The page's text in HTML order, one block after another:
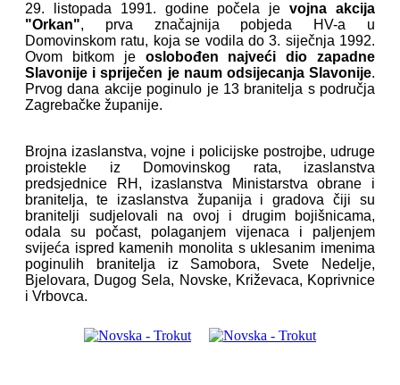
29. listopada 1991. godine počela jevojna akcija
"Orkan", prva značajnija pobjeda HV-a u
Domovinskom ratu, koja se vodila do 3. siječnja 1992.
Ovom bitkom je oslobođen najveći dio zapadne
Slavonije i spriječen je naum odsijecanja Slavonije.
Prvog dana akcije poginulo je 13 branitelja s područja
Zagrebačke županije.
Brojna izaslanstva, vojne i policijske postrojbe, udruge
proistekle iz Domovinskog rata, izaslanstva
predsjednice RH, izaslanstva Ministarstva obrane i
branitelja, te izaslanstva županija i gradova čiji su
branitelji sudjelovali na ovoj i drugim bojišnicama,
odala su počast, polaganjem vijenaca i paljenjem
svijeća ispred kamenih monolita s uklesanim imenima
poginulih branitelja iz Samobora, Svete Nedelje,
Bjelovara, Dugog Sela, Novske, Križevaca, Koprivnice
i Vrbovca.